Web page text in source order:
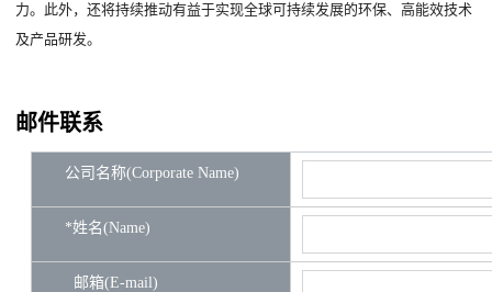
力。此外，还将持续推动有益于实现全球可持续发展的环保、高能效技术
及产品研发。
邮件联系
公司名称(Corporate Name)
*姓名(Name)
邮箱(E-mail)